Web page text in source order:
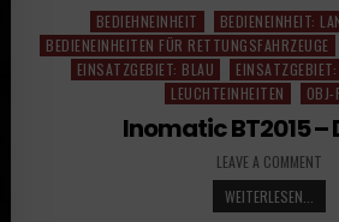
Posted
in
BEDIEHNEINHEIT
BEDIENEINHEIT:
BEDIENEINHEITEN FÜR RETTUNGSFAHRZEUGE
EINSATZGEBIET: BLAU
EINSATZGEBIET:
LEUCHTEINHEITEN
OBJ-
Inomatic BT2015 –
LEAVE A COMMENT
WEITERLESEN...